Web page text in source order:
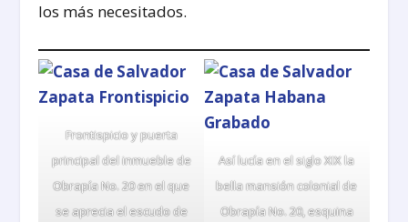
los más necesitados.
Frontispicio y puerta
principal del inmueble de
Obrapía No. 20 en el que
se aprecia el escudo de
Así lucía en el siglo XIX la
bella mansión colonial de
Obrapía No. 20, esquina